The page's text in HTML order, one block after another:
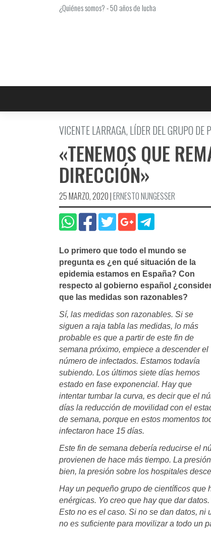
¿Quiénes somos?-50 años de lucha
VICENTE LARRAGA, LÍDER DEL GRUPO
«TENEMOS QUE
DIRECCIÓN»
25 MARZO, 2020|ERNESTO NUNGESSER
Lo primero que todo el mundo se
pregunta es ¿en qué situación de la
epidemia estamos en España? Con
respecto al gobierno español
que las medidas son razonables?
Sí, las medidas son razonables. Si se
siguen a raja tabla las medidas, lo más
probable es que a partir de este fin de
semana próximo, empiece a descender el
número de infectados. Estamos todavía
subiendo. Los últimos siete días hemos
estado en fase exponencial. Hay que
intentar tumbar la curva, es decir que el
días la reducción de movilidad con el
de semana, porque en estos momentos
infectaron hace 15 días.
Este fin de semana debería reducirse el
provienen de hace más tiempo. La
bien, la presión sobre los hospitales
Hay un pequeño grupo de científicos que
enérgicas. Yo creo que hay que dar
Esto no es el caso. Si no se dan datos,
no es suficiente para movilizar a todo un